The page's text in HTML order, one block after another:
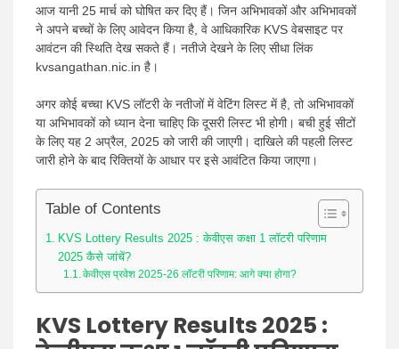
आज यानी 25 मार्च को घोषित कर दिए हैं। जिन अभिभावकों और अभिभावकों
ने अपने बच्चों के लिए आवेदन किया है, वे आधिकारिक KVS वेबसाइट पर
आवंटन की स्थिति देख सकते हैं। नतीजे देखने के लिए सीधा लिंक
kvsangathan.nic.in है।
अगर कोई बच्चा KVS लॉटरी के नतीजों में वेटिंग लिस्ट में है, तो अभिभावकों
या अभिभावकों को ध्यान देना चाहिए कि दूसरी लिस्ट भी होगी। बची हुई सीटों
के लिए यह 2 अप्रैल, 2025 को जारी की जाएगी। दाखिले की पहली लिस्ट
जारी होने के बाद रिक्तियों के आधार पर इसे आवंटित किया जाएगा।
Table of Contents
KVS Lottery Results 2025 : केवीएस कक्षा 1 लॉटरी परिणाम
2025 कैसे जांचें?
केवीएस प्रवेश 2025-26 लॉटरी परिणाम: आगे क्या होगा?
KVS Lottery Results 2025 :